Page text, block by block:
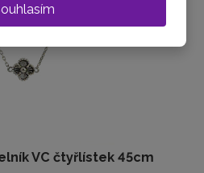
VC čtyřlístek 45cm